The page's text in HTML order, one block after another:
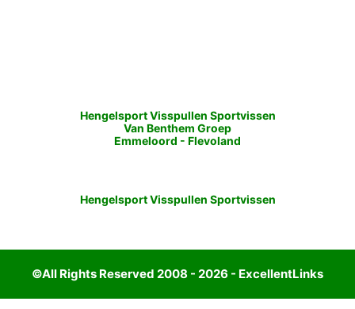
Hengelsport Visspullen Sportvissen
Van Benthem Groep
Emmeloord - Flevoland
Hengelsport Visspullen Sportvissen
©All Rights Reserved 2008 - 2026 - ExcellentLinks